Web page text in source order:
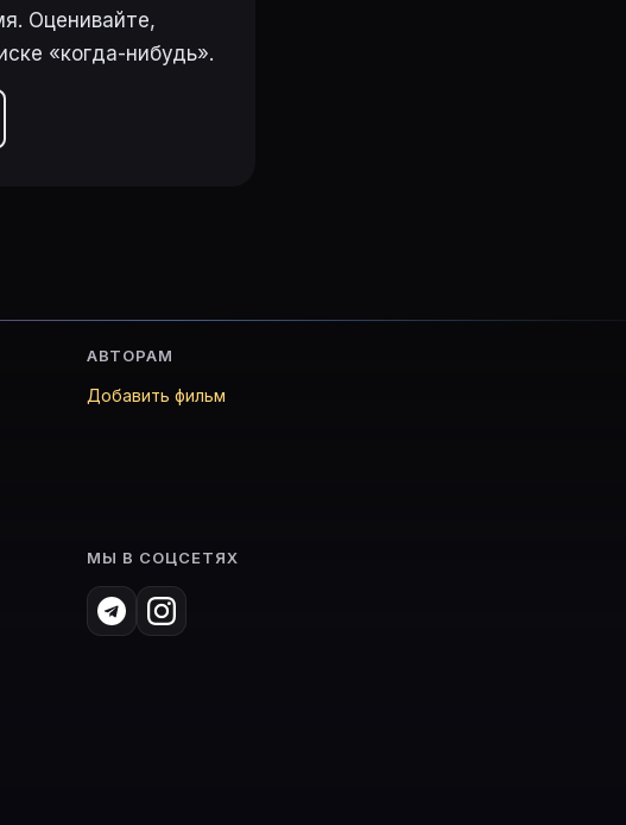
Оценивайте,
«когда-нибудь».
АВТОРАМ
Добавить фильм
МЫ В СОЦСЕТЯХ